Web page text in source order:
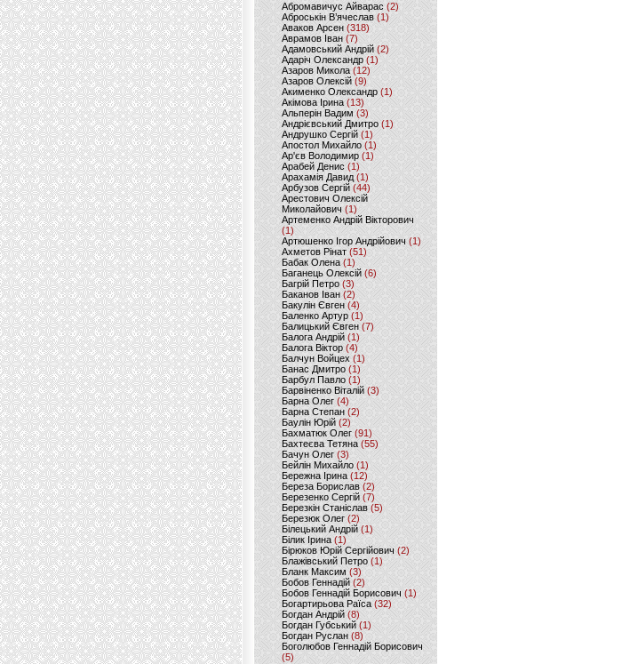
Абромавичус Айварас (2)
Аброськін В’ячеслав(1)
Аваков Арсен (318)
Аврамов Іван (7)
Адамовський Андрій(2)
Адаріч Олександр (1)
Азаров Микола (12)
Азаров Олексій (9)
Акименко Олександр(1)
Акімова Ірина(13)
Альперін Вадим (3)
Андрієвський Дмитро(1)
Андрушко Сергій(1)
Апостол Михайло(1)
Ар'єв Володимир (1)
Арабей Денис(1)
Арахамія Давид (1)
Арбузов Сергій (44)
Арестович Олексій
Миколайович(1)
Артеменко Андрій Вікторович
(1)
Артюшенко Ігор Андрійович(1)
Ахметов Рінат(51)
Бабак Олена(1)
Баганець Олексій(6)
Багрій Петро (3)
Баканов Іван(2)
Бакулін Євген (4)
Баленко Артур(1)
Балицький Євген(7)
Балога Андрій (1)
Балога Віктор (4)
Балчун Войцех (1)
Банас Дмитро (1)
Барбул Павло(1)
Барвіненко Віталій(3)
Барна Олег (4)
Барна Степан (2)
Баулін Юрій (2)
Бахматюк Олег (91)
Бахтеєва Тетяна(55)
Бачун Олег (3)
Бейлін Михайло (1)
Бережна Ірина(12)
Береза Борислав(2)
Березенко Сергій (7)
Березкін Станіслав (5)
Березюк Олег(2)
Білецький Андрій (1)
Білик Ірина (1)
Бірюков Юрій Сергійович (2)
Блажівський Петро (1)
Бланк Максим(3)
Бобов Геннадій (2)
Бобов Геннадій Борисович (1)
Богартирьова Раїса (32)
Богдан Андрій(8)
Богдан Губський (1)
Богдан Руслан(8)
Боголюбов Геннадій Борисович
(5)